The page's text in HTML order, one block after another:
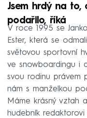
Jsem hrdý na to,
podařilo, říká
V roce 1995 se
Ester, která se
světovou sportovní
ve snowboardingu i
svou rodinu právem
nám s manželkou
Máme krásný vztah
hudebník